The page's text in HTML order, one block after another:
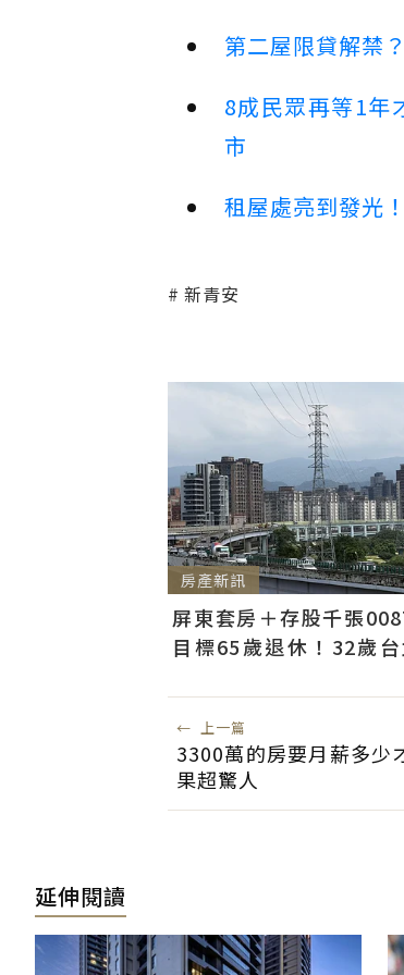
第二屋限貸解禁
8成民眾再等1年
市
租屋處亮到發光
新青安
房產新訊
屏東套房＋存股千張
目標65歲退休！32歲台
← 上一篇
3300萬的房要月薪多少
果超驚人
延伸閱讀